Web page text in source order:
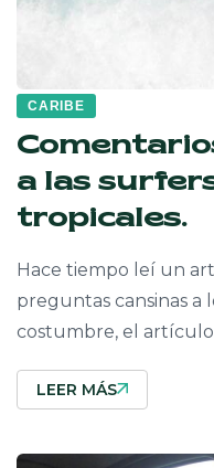
CARIBE
a las
tropicales.
Hace tiempo leí un
preguntas cansinas a
costumbre, el artículo
LEER MÁS